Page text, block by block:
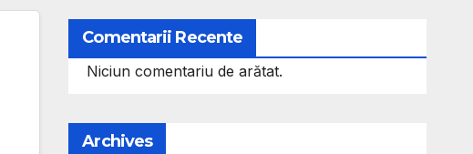
Comentarii Recente
Niciun comentariu de arătat.
Archives